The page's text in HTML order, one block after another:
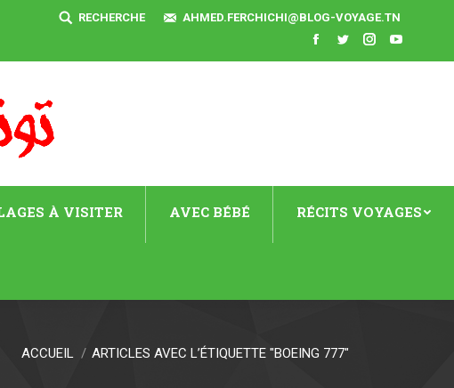
SEARCH:
RECHERCHE AHMED.FERCHICHI@BLOG-VOYAGE.TN
Facebook
TwitterInstagram
À VISITER AVEC BÉBÉ RÉCITS VOYAGES
ACCUEIL ARTICLES AVEC L’ÉTIQUETTE "BOEING 777"